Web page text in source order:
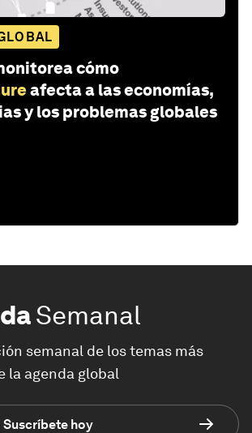
cómo
afecta a las economías,
y los problemas globales
Semanal
semanal de los temas más
la agenda global
Suscríbete hoy